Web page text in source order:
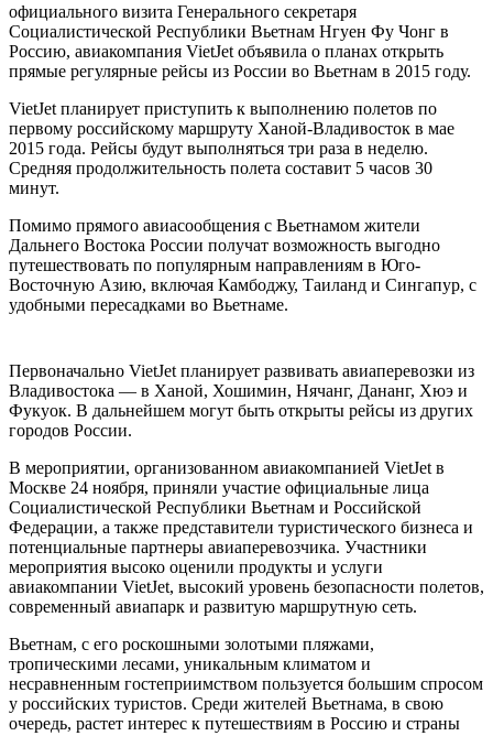
официального визита Генерального секретаря
Социалистической Республики Вьетнам Нгуен Фу Чонг в
Россию, авиакомпания VietJet объявила о планах открыть
прямые регулярные рейсы из России во Вьетнам в 2015 году.
VietJet планирует приступить к выполнению полетов по
первому российскому маршруту Ханой-Владивосток в мае
2015 года. Рейсы будут выполняться три раза в неделю.
Средняя продолжительность полета составит 5 часов 30
минут.
Помимо прямого авиасообщения с Вьетнамом жители
Дальнего Востока России получат возможность выгодно
путешествовать по популярным направлениям в Юго-
Восточную Азию, включая Камбоджу, Таиланд и Сингапур, с
удобными пересадками во Вьетнаме.
Первоначально VietJet планирует развивать авиаперевозки из
Владивостока — в Ханой, Хошимин, Нячанг, Дананг, Хюэ и
Фукуок. В дальнейшем могут быть открыты рейсы из других
городов России.
В мероприятии, организованном авиакомпанией VietJet в
Москве 24 ноября, приняли участие официальные лица
Социалистической Республики Вьетнам и Российской
Федерации, а также представители туристического бизнеса и
потенциальные партнеры авиаперевозчика. Участники
мероприятия высоко оценили продукты и услуги
авиакомпании VietJet, высокий уровень безопасности полетов,
современный авиапарк и развитую маршрутную сеть.
Вьетнам, с его роскошными золотыми пляжами,
тропическими лесами, уникальным климатом и
несравненным гостеприимством пользуется большим спросом
у российских туристов. Среди жителей Вьетнама, в свою
очередь, растет интерес к путешествиям в Россию и страны